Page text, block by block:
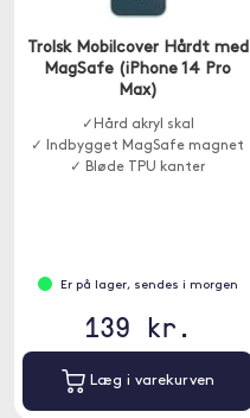
Trolsk Mobilcover Hårdt med
MagSafe (iPhone 14 Pro
Max)
✓Hård akryl skal
✓ Indbygget MagSafe magnet
✓ Bløde TPU kanter
Er på lager, sendes i morgen
139 kr.
Læg i varekurven